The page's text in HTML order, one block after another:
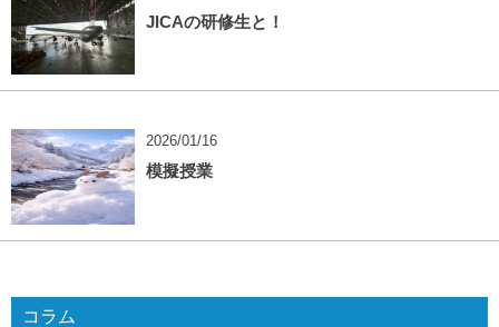
JICAの研修生と！
2026/01/16
模擬授業
コラム